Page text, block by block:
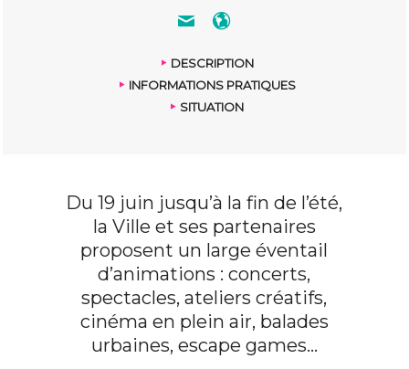
DESCRIPTION
INFORMATIONS PRATIQUES
SITUATION
Du 19 juin jusqu’à la fin de l’été,
la Ville et ses partenaires
proposent un large éventail
d’animations : concerts,
spectacles, ateliers créatifs,
cinéma en plein air, balades
urbaines, escape games…